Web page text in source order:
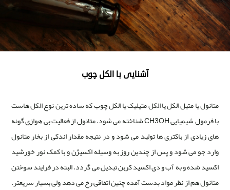
آشنایی با الکل چوب
متانول یا متیل الکل یا الکل متیلیک یا الکل چوب که ساده ترین نوع الکل هاست
با فرمول شیمیایی CH3OH شناخته می شود. متانول از فعالیت بی هوازی گونه
های زیادی از باکتری ها تولید می شود و در نتیجه مقدار اندکی از بخار متانول
وارد جو می شود و پس از چندین روز به وسیله اکسیژن و با کمک نور خورشید
اکسید شده و به آب و دی اکسید کربن تبدیل می گردد. البته در فرایند سوختن
متانول هم از نظر مواد بدست آمده چنین اتفاقی رخ می دهد ولی بسیار سریعتر.